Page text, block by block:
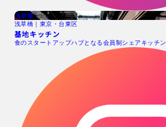
浅草橋
浅草橋｜東京・台東区
基地キッチン
食のスタートアップハブとなる会員制シェアキッチン